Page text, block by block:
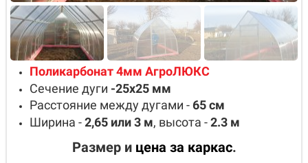
Поликарбонат 4мм АгроЛЮКС
Сечение дуги -25х25 мм
Расстояние между дугами -65см
Ширина -2,65 или 3 м, высота -2.3 м
Размер и цена за каркас.